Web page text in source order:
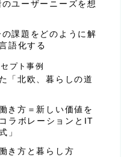
ユーザーニーズを想
課題をどのように解
語化する
プト事例
「北欧、暮らしの道
き方＝新しい価値を
ラボレーションとIT
」
き方と暮らし方